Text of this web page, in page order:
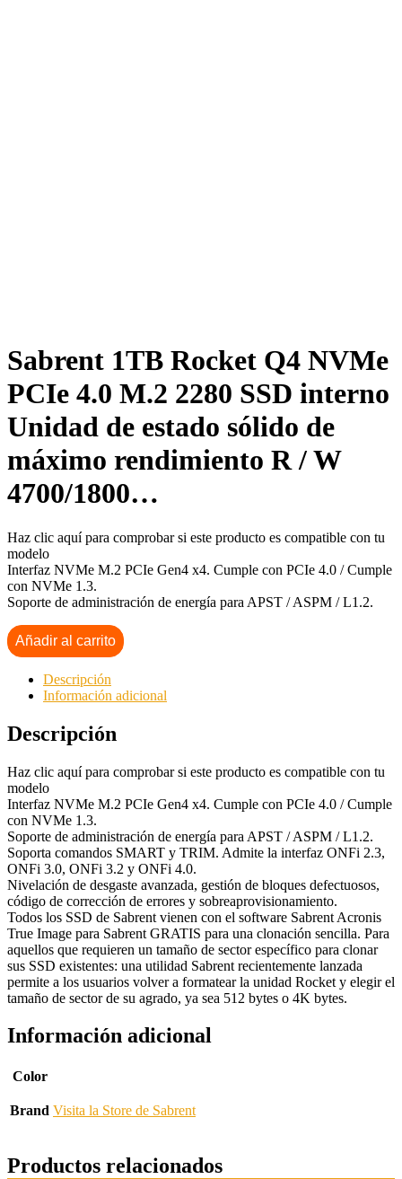
Sabrent 1TB Rocket Q4 NVMe
PCIe 4.0 M.2 2280 SSD interno
Unidad de estado sólido de
máximo rendimiento R / W
4700/1800…
Haz clic aquí para comprobar si este producto es compatible con tu
modelo
Interfaz NVMe M.2 PCIe Gen4 x4. Cumple con PCIe 4.0 / Cumple
con NVMe 1.3.
Soporte de administración de energía para APST / ASPM / L1.2.
Añadir al carrito
Descripción
Información adicional
Descripción
Haz clic aquí para comprobar si este producto es compatible con tu
modelo
Interfaz NVMe M.2 PCIe Gen4 x4. Cumple con PCIe 4.0 / Cumple
con NVMe 1.3.
Soporte de administración de energía para APST / ASPM / L1.2.
Soporta comandos SMART y TRIM. Admite la interfaz ONFi 2.3,
ONFi 3.0, ONFi 3.2 y ONFi 4.0.
Nivelación de desgaste avanzada, gestión de bloques defectuosos,
código de corrección de errores y sobreaprovisionamiento.
Todos los SSD de Sabrent vienen con el software Sabrent Acronis
True Image para Sabrent GRATIS para una clonación sencilla. Para
aquellos que requieren un tamaño de sector específico para clonar
sus SSD existentes: una utilidad Sabrent recientemente lanzada
permite a los usuarios volver a formatear la unidad Rocket y elegir el
tamaño de sector de su agrado, ya sea 512 bytes o 4K bytes.
Información adicional
Color
Brand Visita la Store de Sabrent
Productos relacionados